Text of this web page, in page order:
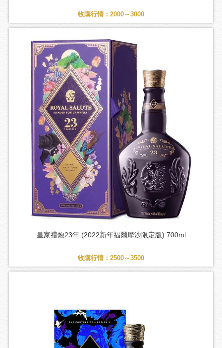
收購行情：2000～3000
皇家禮炮23年 (2022新年福爾摩沙限定版) 700ml
收購行情：2500～3500